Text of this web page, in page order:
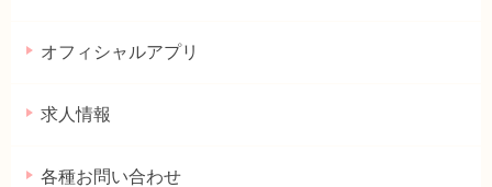
オフィシャルアプリ
求人情報
各種お問い合わせ